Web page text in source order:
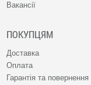
Вакансії
ПОКУПЦЯМ
Доставка
Оплата
Гарантія та повернення